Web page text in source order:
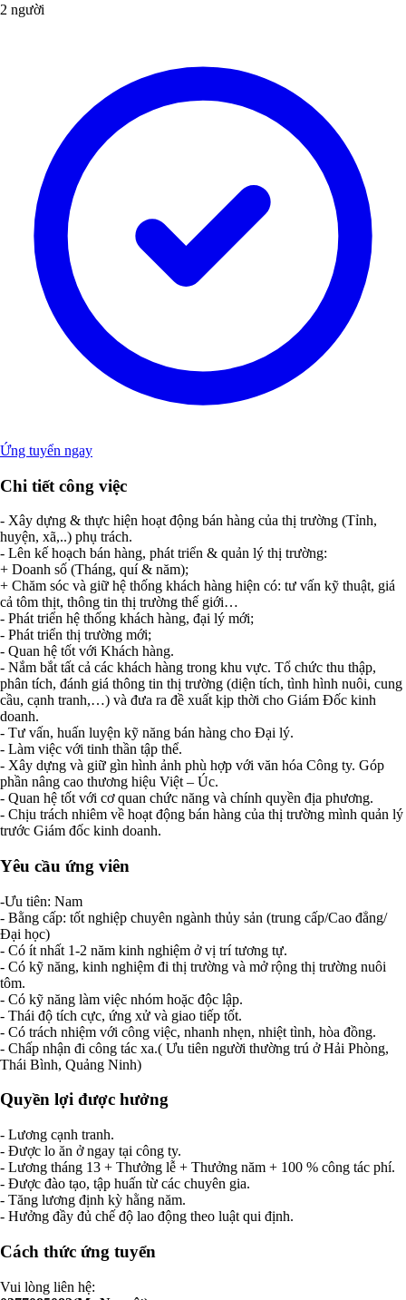
2 người
Ứng tuyển ngay
Chi tiết công việc
- Xây dựng & thực hiện hoạt động bán hàng của thị trường (Tỉnh,
huyện, xã,..) phụ trách.
- Lên kế hoạch bán hàng, phát triển & quản lý thị trường:
+ Doanh số (Tháng, quí & năm);
+ Chăm sóc và giữ hệ thống khách hàng hiện có: tư vấn kỹ thuật, giá
cả tôm thịt, thông tin thị trường thế giới…
- Phát triển hệ thống khách hàng, đại lý mới;
- Phát triển thị trường mới;
- Quan hệ tốt với Khách hàng.
- Nắm bắt tất cả các khách hàng trong khu vực. Tổ chức thu thập,
phân tích, đánh giá thông tin thị trường (diện tích, tình hình nuôi, cung
cầu, cạnh tranh,…) và đưa ra đề xuất kịp thời cho Giám Đốc kinh
doanh.
- Tư vấn, huấn luyện kỹ năng bán hàng cho Đại lý.
- Làm việc với tinh thần tập thể.
- Xây dựng và giữ gìn hình ảnh phù hợp với văn hóa Công ty. Góp
phần nâng cao thương hiệu Việt – Úc.
- Quan hệ tốt với cơ quan chức năng và chính quyền địa phương.
- Chịu trách nhiêm về hoạt động bán hàng của thị trường mình quản lý
trước Giám đốc kinh doanh.
Yêu cầu ứng viên
-Ưu tiên: Nam
- Bằng cấp: tốt nghiệp chuyên ngành thủy sản (trung cấp/Cao đẳng/
Đại học)
- Có ít nhất 1-2 năm kinh nghiệm ở vị trí tương tự.
- Có kỹ năng, kinh nghiệm đi thị trường và mở rộng thị trường nuôi
tôm.
- Có kỹ năng làm việc nhóm hoặc độc lập.
- Thái độ tích cực, ứng xử và giao tiếp tốt.
- Có trách nhiệm với công việc, nhanh nhẹn, nhiệt tình, hòa đồng.
- Chấp nhận đi công tác xa.( Ưu tiên người thường trú ở Hải Phòng,
Thái Bình, Quảng Ninh)
Quyền lợi được hưởng
- Lương cạnh tranh.
- Được lo ăn ở ngay tại công ty.
- Lương tháng 13 + Thưởng lễ + Thưởng năm + 100 % công tác phí.
- Được đào tạo, tập huấn từ các chuyên gia.
- Tăng lương định kỳ hằng năm.
- Hưởng đầy đủ chế độ lao động theo luật qui định.
Cách thức ứng tuyển
Vui lòng liên hệ: